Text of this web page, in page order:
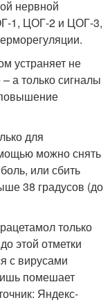
нервной
1, ЦОГ-2 и ЦОГ-3,
устраняет не
а только сигналы
для
можно снять
или сбить
38 градусов (до
только
этой отметки
с вирусами
помешает
Яндекс-